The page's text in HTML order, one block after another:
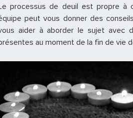
processus de deuil est propre à
peut vous donner des
aider à aborder le sujet avec
au moment de la fin de vie